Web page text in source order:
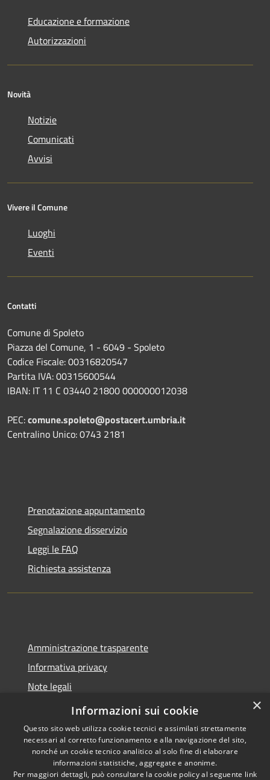
Educazione e formazione
Autorizzazioni
Novità
Notizie
Comunicati
Avvisi
Vivere il Comune
Luoghi
Eventi
Contatti
Comune di Spoleto
Piazza del Comune, 1 - 6049 - Spoleto
Codice Fiscale: 00316820547
Partita IVA: 00315600544
IBAN: IT 11 C 03440 21800 000000012038
PEC:comune.spoleto@postacert.umbria.it
Centralino Unico: 0743 2181
Prenotazione appuntamento
Segnalazione disservizio
Leggi le FAQ
Richiesta assistenza
Amministrazione trasparente
Informativa privacy
Note legali
Dichiarazione di accessibilità
Copyright © 2026 • Comune di
×
Informazioni sui cookie
Questo sito web utilizza cookie tecnici e assimilati strettamente
necessari al corretto funzionamento e alla navigazione del sito,
nonché un cookie tecnico analitico al solo fine di elaborare
informazioni statistiche, aggregate e anonime.
Per maggiori dettagli, può consultare la cookie policy al seguente link